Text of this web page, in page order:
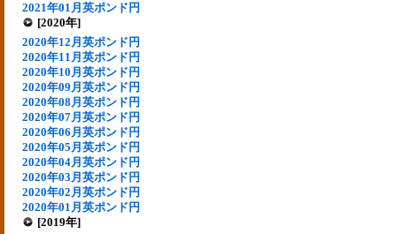
2021年01月英ポンド円
[2020年]
2020年12月英ポンド円
2020年11月英ポンド円
2020年10月英ポンド円
2020年09月英ポンド円
2020年08月英ポンド円
2020年07月英ポンド円
2020年06月英ポンド円
2020年05月英ポンド円
2020年04月英ポンド円
2020年03月英ポンド円
2020年02月英ポンド円
2020年01月英ポンド円
[2019年]